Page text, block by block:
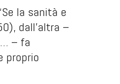
la sanità e
dall’altra –
– fa
proprio